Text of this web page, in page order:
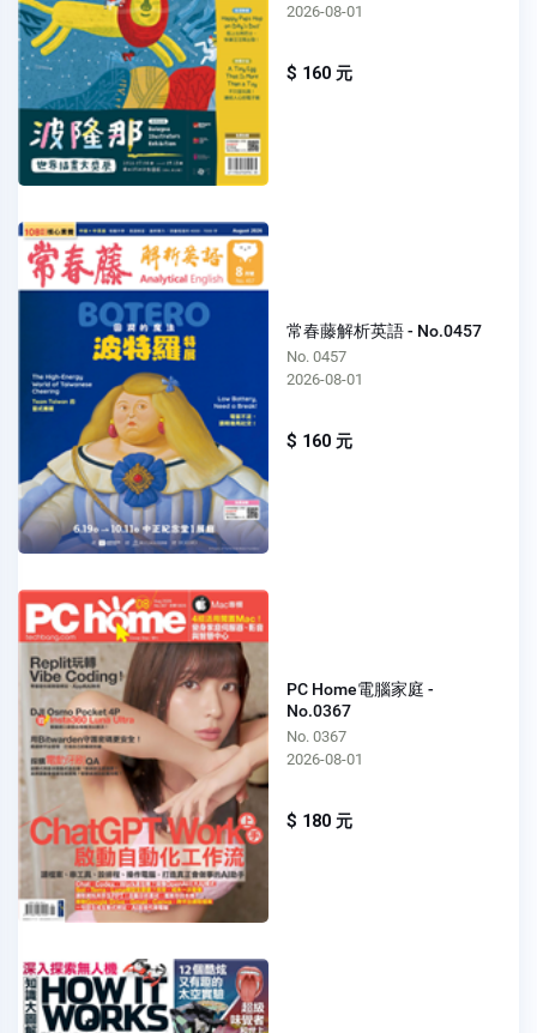
2026-08-01
$ 160 元
常春藤解析英語 - No.0457
No. 0457
2026-08-01
$ 160 元
PC Home電腦家庭 -
No.0367
No. 0367
2026-08-01
$ 180 元